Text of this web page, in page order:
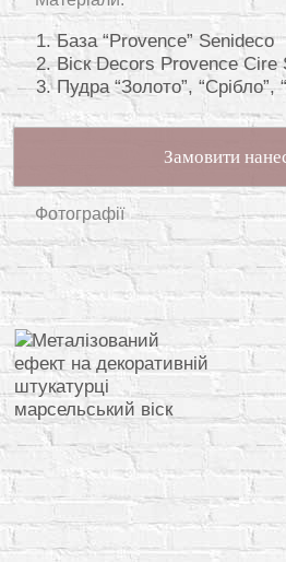
Контакти
База “Provence” Senideco
Віск Decors Provence Cire
Пудра “Золото”, “Срібло”,
Замовити
Фотографії